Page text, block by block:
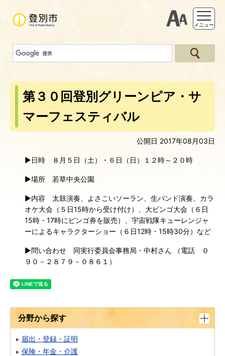
支援ツー
メニュー
第３０回登別グリーンピア・サ
マーフェスティバル
公開日 2017年08月03日
▶日時 ８月５日（土）・６日（日）１２時～２０時
▶場所 若草中央公園
▶内容 太鼓演奏、よさこいソーラン、生バンド演奏、カラ
オケ大会（５日15時から受け付け）、大ビンゴ大会（６日
15時・17時にビンゴ券を販売）、宇宙戦隊キューレンジャ
ーによるキャラクターショー（６日12時・15時30分）など
▶問い合わせ 同実行委員会事務局・中村さん （電話 ０
９０－２８７９－０８６１）
分野から探す
届出・登録・証明
保険・年金・介護